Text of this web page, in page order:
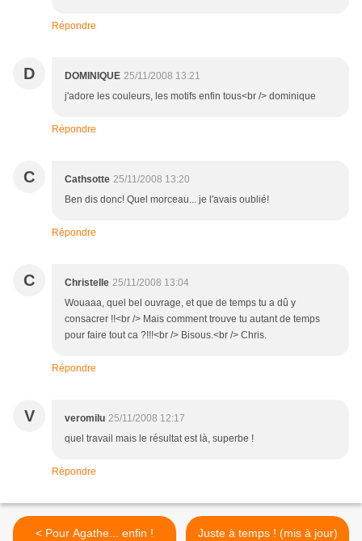
Répondre
D DOMINIQUE 25/11/2008 13:21
j'adore les couleurs, les motifs enfin tous<br /> dominique
Répondre
C Cathsotte 25/11/2008 13:20
Ben dis donc! Quel morceau... je l'avais oublié!
Répondre
C Christelle 25/11/2008 13:04
Wouaaa, quel bel ouvrage, et que de temps tu a dû y
consacrer !!<br /> Mais comment trouve tu autant de temps
pour faire tout ca ?!!!<br /> Bisous.<br /> Chris.
Répondre
V veromilu 25/11/2008 12:17
quel travail mais le résultat est là, superbe !
Répondre
< Pour Agathe... enfin !
Juste à temps ! (mis à jour)